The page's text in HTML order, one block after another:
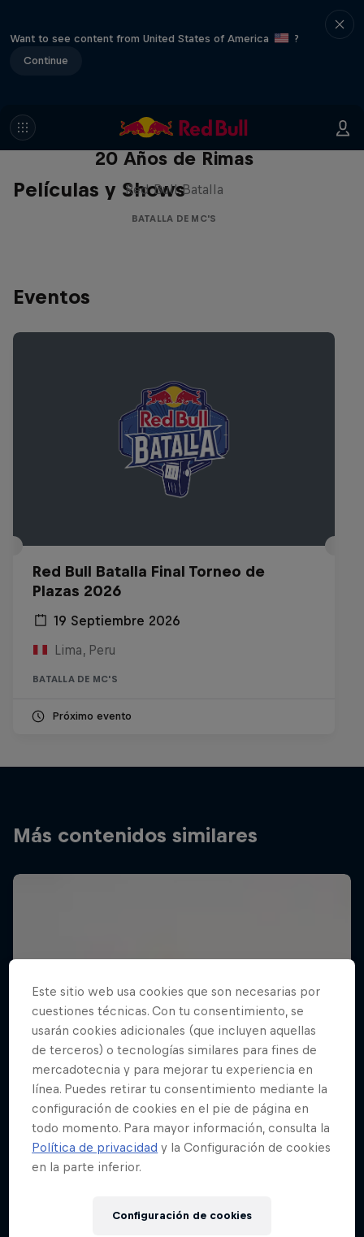
Want to see content from United States of America
?
Continue
Películas y Shows
Red Bull Batalla Nueva Historia:
20 Años de Rimas
Red Bull Batalla
BATALLA DE MC'S
Eventos
Red Bull Batalla Final Torneo de
Plazas 2026
19 Septiembre 2026
Lima, Peru
BATALLA DE MC'S
Próximo evento
Más contenidos similares
Este sitio web usa cookies que son necesarias por
cuestiones técnicas. Con tu consentimiento, se
usarán cookies adicionales (que incluyen aquellas
de terceros) o tecnologías similares para fines de
mercadotecnia y para mejorar tu experiencia en
línea. Puedes retirar tu consentimiento mediante la
configuración de cookies en el pie de página en
todo momento. Para mayor información, consulta la
Política de privacidad y la Configuración de cookies
en la parte inferior.
Configuración de cookies